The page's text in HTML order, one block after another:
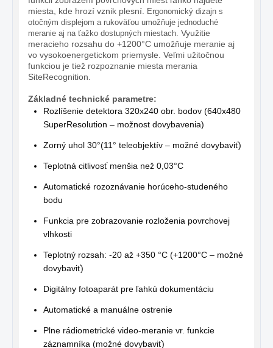
miesta, kde hrozí vznik plesní. Ergonomický dizajn s
otočným displejom a rukoväťou umožňuje jednoduché
meranie aj na ťažko dostupných miestach. Využitie
meracieho rozsahu do +1200°C umožňuje meranie aj
vo vysokoenergetickom priemysle. Veľmi užitočnou
funkciou je tiež rozpoznanie miesta merania
SiteRecognition.
Základné technické parametre:
Rozlíšenie detektora 320x240 obr. bodov (640x480
SuperResolution – možnost dovybavenia)
Zorný uhol 30°(11° teleobjektív – možné dovybaviť)
Teplotná citlivosť menšia než 0,03°C
Automatické rozoznávanie horúceho-studeného
bodu
Funkcia pre zobrazovanie rozloženia povrchovej
vlhkosti
Teplotný rozsah: -20 až +350 °C (+1200°C – možné
dovybaviť)
Digitálny fotoaparát pre ľahkú dokumentáciu
Automatické a manuálne ostrenie
Plne rádiometrické video-meranie vr. funkcie
záznamníka (možné dovybaviť)